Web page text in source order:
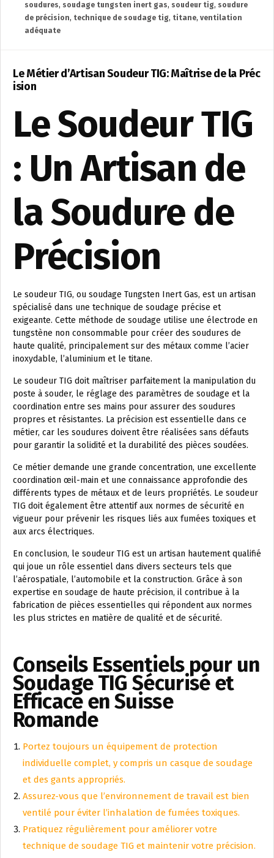
soudures, soudage tungsten inert gas, soudeur tig, soudure
de précision, technique de soudage tig, titane, ventilation
adéquate
Le Métier d’Artisan Soudeur TIG: Maîtrise de la Préc
ision
Le Soudeur TIG
: Un Artisan de
la Soudure de
Précision
Le soudeur TIG, ou soudage Tungsten Inert Gas, est un artisan
spécialisé dans une technique de soudage précise et
exigeante. Cette méthode de soudage utilise une électrode en
tungstène non consommable pour créer des soudures de
haute qualité, principalement sur des métaux comme l’acier
inoxydable, l’aluminium et le titane.
Le soudeur TIG doit maîtriser parfaitement la manipulation du
poste à souder, le réglage des paramètres de soudage et la
coordination entre ses mains pour assurer des soudures
propres et résistantes. La précision est essentielle dans ce
métier, car les soudures doivent être réalisées sans défauts
pour garantir la solidité et la durabilité des pièces soudées.
Ce métier demande une grande concentration, une excellente
coordination œil-main et une connaissance approfondie des
différents types de métaux et de leurs propriétés. Le soudeur
TIG doit également être attentif aux normes de sécurité en
vigueur pour prévenir les risques liés aux fumées toxiques et
aux arcs électriques.
En conclusion, le soudeur TIG est un artisan hautement qualifié
qui joue un rôle essentiel dans divers secteurs tels que
l’aérospatiale, l’automobile et la construction. Grâce à son
expertise en soudage de haute précision, il contribue à la
fabrication de pièces essentielles qui répondent aux normes
les plus strictes en matière de qualité et de sécurité.
Conseils Essentiels pour un
Soudage TIG Sécurisé et
Efficace en Suisse
Romande
Portez toujours un équipement de protection
individuelle complet, y compris un casque de soudage
et des gants appropriés.
Assurez-vous que l’environnement de travail est bien
ventilé pour éviter l’inhalation de fumées toxiques.
Pratiquez régulièrement pour améliorer votre
technique de soudage TIG et maintenir votre précision.